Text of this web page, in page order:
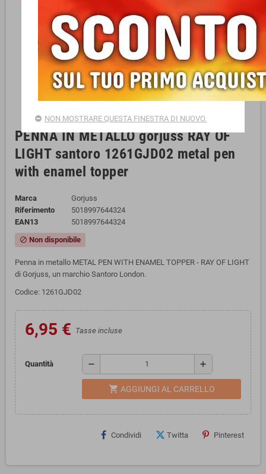
PENNA IN METALLO gorjuss RAY OF
LIGHT santoro 1261GJD02 metal pen
with enamel topper
Marca
Gorjuss
Riferimento
5018997644324
EAN13
5018997644324
block Non disponibile
Penna in metallo METAL PEN WITH ENAMEL TOPPER - RAY OF LIGHT
di Gorjuss, un marchio Santoro London.
Codice: 1261GJD02
6,95 € Tasse incluse
Quantità remove add
shopping_cart AGGIUNGI AL CARRELLO
Condividi Twitta Pinterest
NON MOSTRARE QUESTA FINESTRA DI NUOVO.